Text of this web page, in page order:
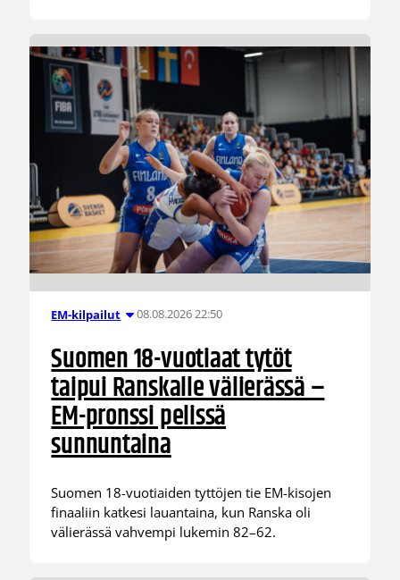
EM-kilpailut 08.08.2026 22:50
Suomen 18-vuotiaat tytöt
taipui Ranskalle välierässä –
EM-pronssi pelissä
sunnuntaina
Suomen 18-vuotiaiden tyttöjen tie EM-kisojen
finaaliin katkesi lauantaina, kun Ranska oli
välierässä vahvempi lukemin 82–62.